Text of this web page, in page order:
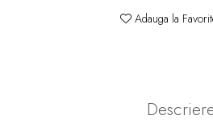
Adauga la